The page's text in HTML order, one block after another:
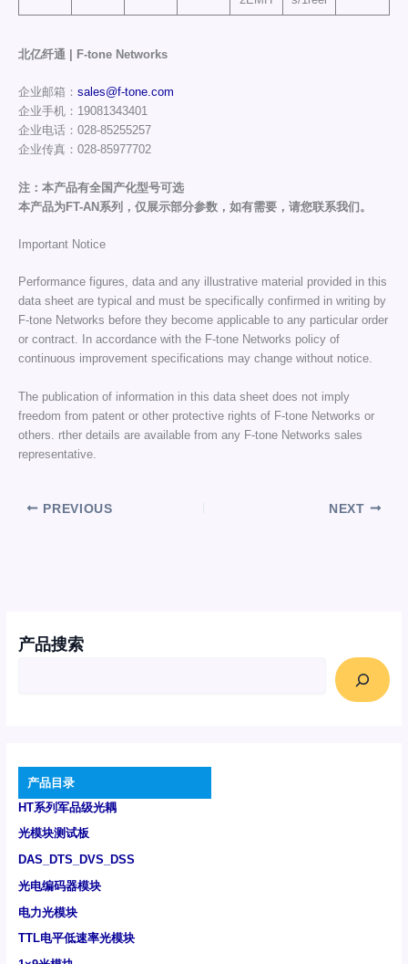
产品搜索
产品目录
HT系列军品级光耦
光模块测试板
DAS_DTS_DVS_DSS
光电编码器模块
电力光模块
TTL电平低速率光模块
北亿纤通 | F-tone Networks
企业邮箱： sales@f-tone.com
企业手机：19081343401
企业电话：028-85255257
企业传真：028-85977702
注：本产品有全国产化型号可选
本产品为FT-AN系列，仅展示部分参数，如有需要，请您联系我们。
Important Notice
Performance figures, data and any illustrative material provided in this
data sheet are typical and must be specifically confirmed in writing by
F-tone Networks before they become applicable to any particular order
or contract. In accordance with the F-tone Networks policy of
continuous improvement specifications may change without notice.
The publication of information in this data sheet does not imply
freedom from patent or other protective rights of F-tone Networks or
others. rther details are available from any F-tone Networks sales
representative.
PREVIOUS NEXT